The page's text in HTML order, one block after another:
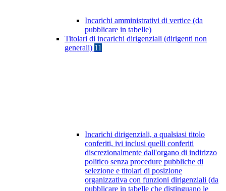
Incarichi amministrativi di vertice (da
pubblicare in tabelle)
Titolari di incarichi dirigenziali (dirigenti non
generali) 11
Incarichi dirigenziali, a qualsiasi titolo
conferiti, ivi inclusi quelli conferiti
discrezionalmente dall'organo di indirizzo
politico senza procedure pubbliche di
selezione e titolari di posizione
organizzativa con funzioni dirigenziali (da
pubblicare in tabelle che distinguano le